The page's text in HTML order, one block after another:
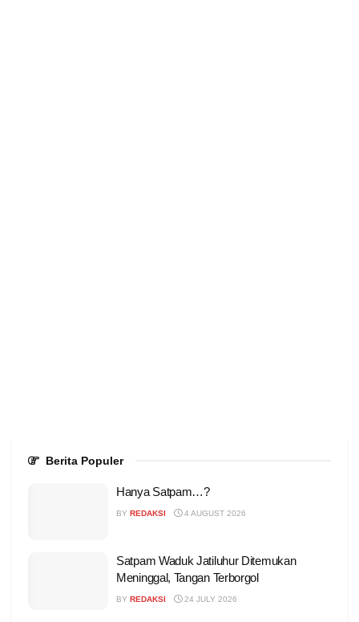
Berita Populer
Hanya Satpam…?
BY REDAKSI 4 AUGUST 2026
Satpam Waduk Jatiluhur Ditemukan
Meninggal, Tangan Terborgol
BY REDAKSI 24 JULY 2026